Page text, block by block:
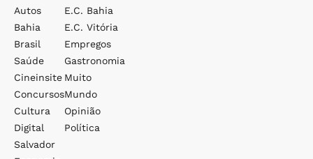
Autos
Bahia
Brasil
Saúde
Cineinsite
Concursos
Cultura
Digital
Salvador
E.c. Bahia
E.c. Vitória
Empregos
Gastronomia
Muito
Mundo
Opinião
Política